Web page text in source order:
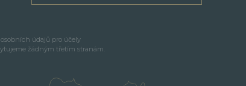
údajů pro účely
žádným třetím stranám.